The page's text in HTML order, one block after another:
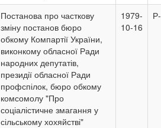
Постанова про часткову
зміну постанов бюро
обкому Компартії України,
виконкому обласної Ради
народних депутатів,
президії обласної Ради
профспілок, бюро обкому
комсомолу "Про
соціалістичне змагання у
сільському хохяйстві"
1979-
10-16